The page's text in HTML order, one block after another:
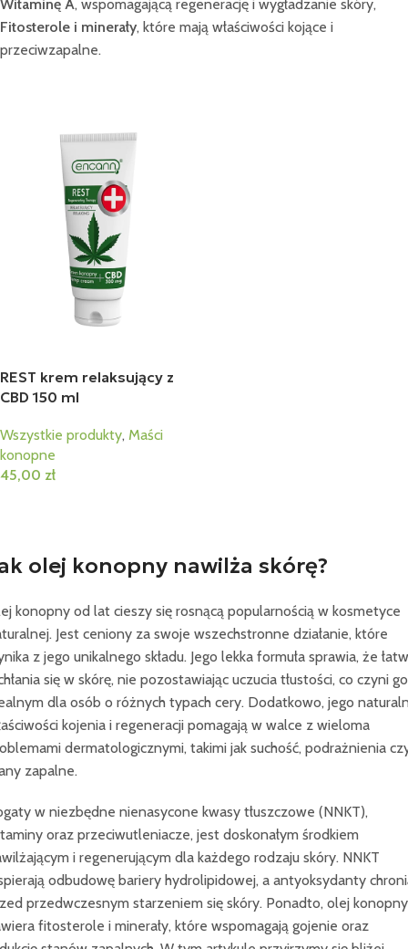
Witaminę A, wspomagającą regenerację i wygładzanie skóry,
Fitosterole i minerały, które mają właściwości kojące i
przeciwzapalne.
REST krem relaksujący z
CBD 150 ml
Wszystkie produkty, Maści
konopne
45,00 zł
olej konopny nawilża skórę?
konopny od lat cieszy się rosnącą popularnością w kosmetyce
Jest ceniony za swoje wszechstronne działanie, które
z jego unikalnego składu. Jego lekka formuła sprawia, że
się w skórę, nie pozostawiając uczucia tłustości, co czyni go
dla osób o różnych typach cery. Dodatkowo, jego
kojenia i regeneracji pomagają w walce z wieloma
dermatologicznymi, takimi jak suchość, podrażnienia
zapalne.
w niezbędne nienasycone kwasy tłuszczowe (NNKT),
oraz przeciwutleniacze, jest doskonałym środkiem
i regenerującym dla każdego rodzaju skóry. NNKT
odbudowę bariery hydrolipidowej, a antyoksydanty
przedwczesnym starzeniem się skóry. Ponadto, olej konopny
fitosterole i minerały, które wspomagają gojenie oraz